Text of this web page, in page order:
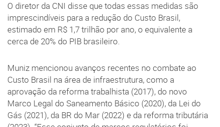
O diretor da CNI disse que todas essas medidas são
imprescindíveis para a redução do Custo Brasil,
estimado em R$ 1,7 trilhão por ano, o equivalente a
cerca de 20% do PIB brasileiro.
Muniz mencionou avanços recentes no combate ao
Custo Brasil na área de infraestrutura, como a
aprovação da reforma trabalhista (2017), do novo
Marco Legal do Saneamento Básico (2020), da Lei do
Gás (2021), da BR do Mar (2022) e da reforma tributária